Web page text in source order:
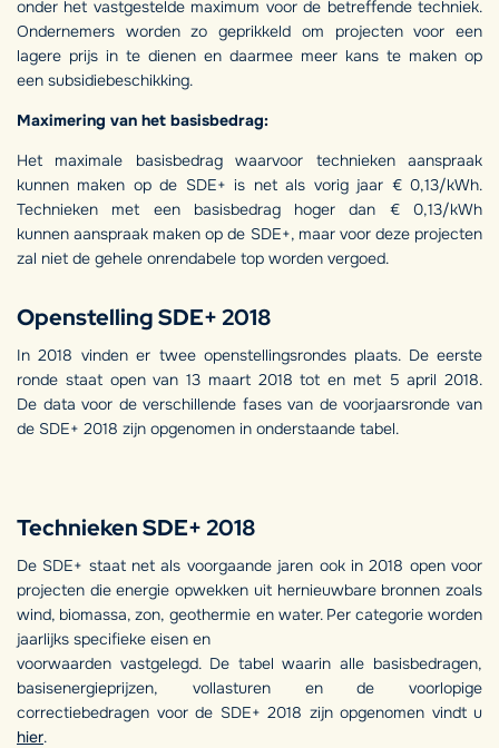
onder het vastgestelde maximum voor de betreffende techniek.
Ondernemers worden zo geprikkeld om projecten voor een
lagere prijs in te dienen en daarmee meer kans te maken op
een subsidiebeschikking.
Maximering van het basisbedrag:
Het maximale basisbedrag waarvoor technieken aanspraak
kunnen maken op de SDE+ is net als vorig jaar € 0,13/kWh.
Technieken met een basisbedrag hoger dan € 0,13/kWh
kunnen aanspraak maken op de SDE+, maar voor deze projecten
zal niet de gehele onrendabele top worden vergoed.
Openstelling SDE+ 2018
In 2018 vinden er twee openstellingsrondes plaats. De eerste
ronde staat open van 13 maart 2018 tot en met 5 april 2018.
De data voor de verschillende fases van de voorjaarsronde van
de SDE+ 2018 zijn opgenomen in onderstaande tabel.
Technieken SDE+ 2018
De SDE+ staat net als voorgaande jaren ook in 2018 open voor
projecten die energie opwekken uit hernieuwbare bronnen zoals
wind, biomassa, zon, geothermie en water. Per categorie worden
jaarlijks specifieke eisen en
voorwaarden vastgelegd. De tabel waarin alle basisbedragen,
basisenergieprijzen, vollasturen en de voorlopige
correctiebedragen voor de SDE+ 2018 zijn opgenomen vindt u
hier.